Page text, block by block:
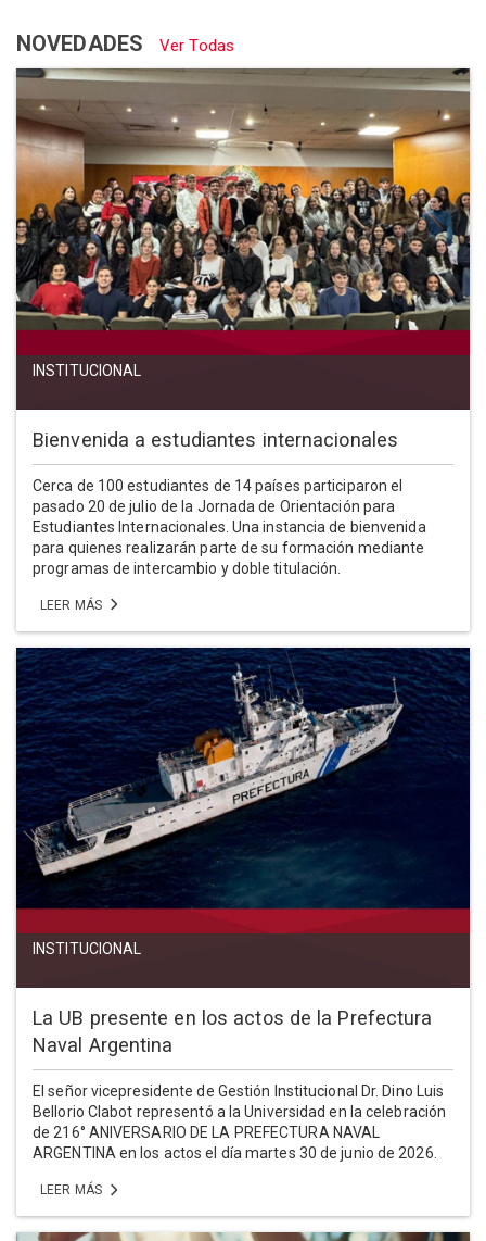
NOVEDADES Ver Todas
INSTITUCIONAL
Bienvenida a estudiantes internacionales
Cerca de 100 estudiantes de 14 países participaron el
pasado 20 de julio de la Jornada de Orientación para
Estudiantes Internacionales. Una instancia de bienvenida
para quienes realizarán parte de su formación mediante
programas de intercambio y doble titulación.
LEER MÁS
INSTITUCIONAL
La UB presente en los actos de la Prefectura
Naval Argentina
El señor vicepresidente de Gestión Institucional Dr. Dino Luis
Bellorio Clabot representó a la Universidad en la celebración
de 216° ANIVERSARIO DE LA PREFECTURA NAVAL
ARGENTINA en los actos el día martes 30 de junio de 2026.
LEER MÁS